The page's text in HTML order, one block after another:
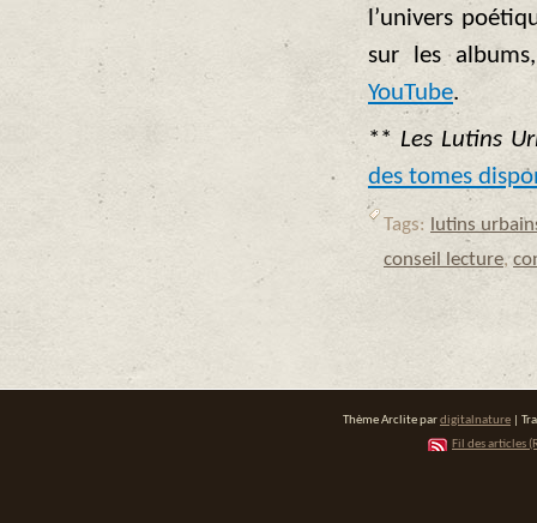
l’univers
sur les
YouTube.
** Les Lutins
des tomes
Tags:
lutins
conseil lecture,
Thème Arclite pardigitalnature |
Fil des articles